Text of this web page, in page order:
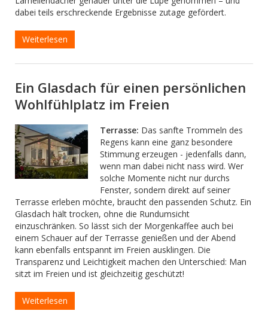
dabei teils erschreckende Ergebnisse zutage gefördert.
Weiterlesen
Ein Glasdach für einen persönlichen
Wohlfühlplatz im Freien
Terrasse: Das sanfte Trommeln des
Regens kann eine ganz besondere
Stimmung erzeugen - jedenfalls dann,
wenn man dabei nicht nass wird. Wer
solche Momente nicht nur durchs
Fenster, sondern direkt auf seiner
Terrasse erleben möchte, braucht den passenden Schutz. Ein
Glasdach hält trocken, ohne die Rundumsicht
einzuschränken. So lässt sich der Morgenkaffee auch bei
einem Schauer auf der Terrasse genießen und der Abend
kann ebenfalls entspannt im Freien ausklingen. Die
Transparenz und Leichtigkeit machen den Unterschied: Man
sitzt im Freien und ist gleichzeitig geschützt!
Weiterlesen